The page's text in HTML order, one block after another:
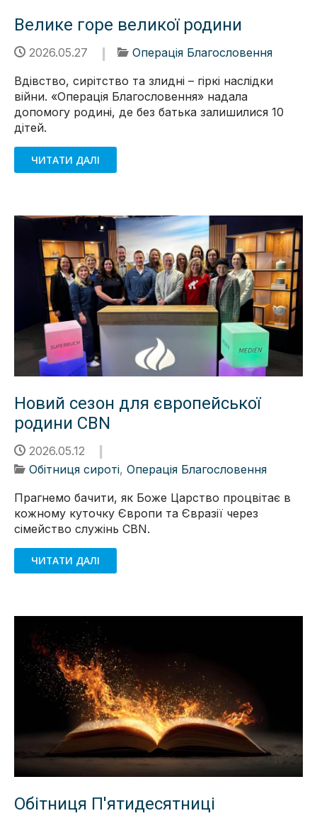
Велике горе великої родини
2026.05.27
Операція Благословення
Вдівство, сирітство та злидні – гіркі наслідки
війни. «Операція Благословення» надала
допомогу родині, де без батька залишилися 10
дітей.
ЧИТАТИ ДАЛІ
Новий сезон для європейської
родини CBN
2026.05.12
Обітниця сироті, Операція Благословення
Прагнемо бачити, як Боже Царство процвітає в
кожному куточку Європи та Євразії через
сімейство служінь CBN.
ЧИТАТИ ДАЛІ
Обітниця П'ятидесятниці